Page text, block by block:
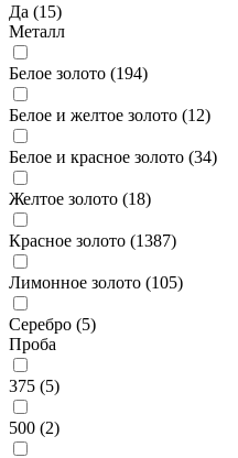
Да (15)
Металл
Белое золото (194)
Белое и желтое золото (12)
Белое и красное золото (34)
Желтое золото (18)
Красное золото (1387)
Лимонное золото (105)
Серебро (5)
Проба
375 (5)
500 (2)